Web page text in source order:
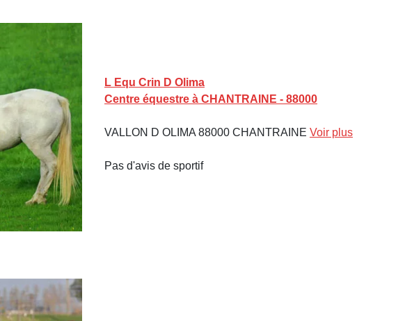
L Equ Crin D Olima
Centre équestre à CHANTRAINE - 88000
VALLON D OLIMA 88000 CHANTRAINE Voir plus
Pas d'avis de sportif